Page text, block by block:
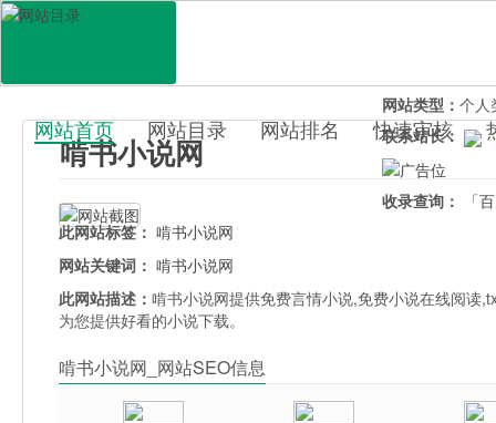
百科目录
网站首页 网站目录 网站排名 快速审核
啃书小说网
网站类型： 个人
联系站长：
收录查询：
「
此网站标签： 啃书小说网
网站关键词： 啃书小说网
此网站描述：啃书小说网提供免费言情小说,免费小说在线阅读
为您提供好看的小说下载。
啃书小说网_网站SEO信息